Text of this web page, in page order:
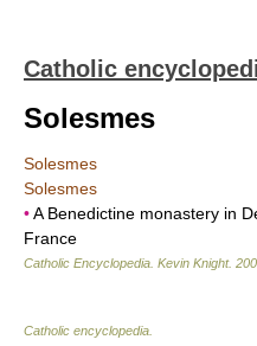
Catholic
Solesmes
Solesmes
Solesmes
•A Benedictine monastery in
France
Catholic Encyclopedia Kevin Knight.
Catholic encyclopedia